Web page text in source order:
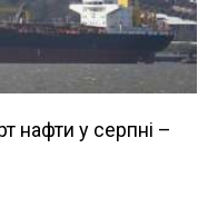
нафти у серпні –